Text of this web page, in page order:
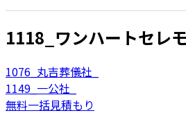
1118_ワンハートセレモ
1076_丸吉葬儀社_
1149_一公社_
無料一括見積もり